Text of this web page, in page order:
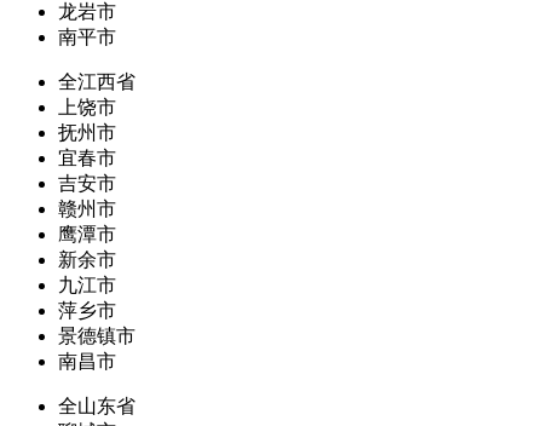
龙岩市
南平市
全江西省
上饶市
抚州市
宜春市
吉安市
赣州市
鹰潭市
新余市
九江市
萍乡市
景德镇市
南昌市
全山东省